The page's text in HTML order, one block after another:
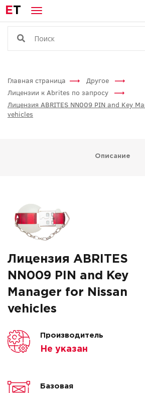
ET
Главная страница
Другое
Лицензии к Abrites по запросу
Лицензия ABRITES NN009 PIN and Key
vehicles
Описание
Лицензия ABRITES
NN009 PIN and Key
Manager for Nissan
vehicles
Производитель
Не указан
Базовая